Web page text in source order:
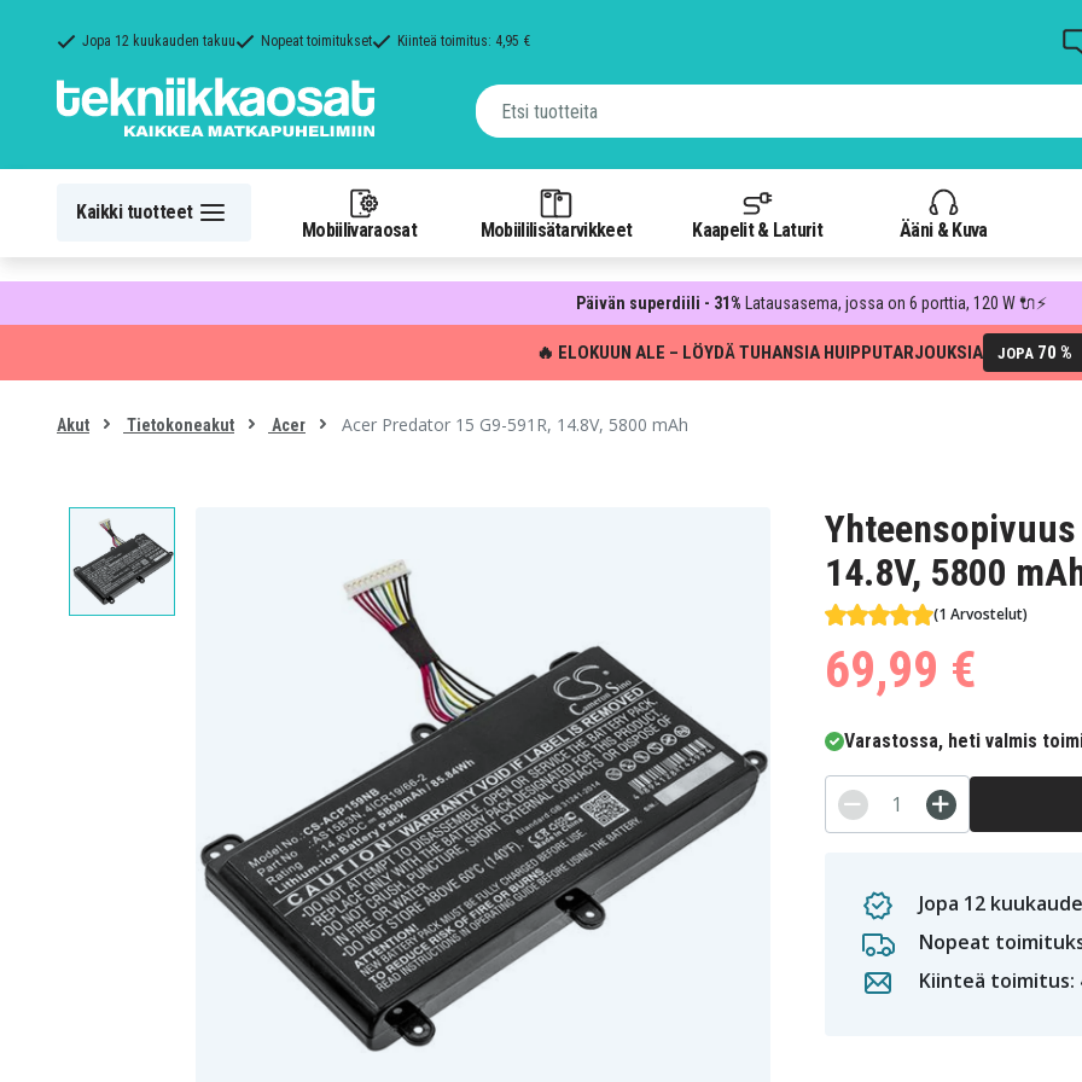
Jopa 12 kuukauden takuu Nopeat toimitukset Kiinteä toimitus: 4,95 €
Kaikki tuotteet
Mobiilivaraosat Mobiililisätarvikkeet Kaapelit & Laturit Ääni & Kuva
Päivän superdiili - 31% Latausasema, jossa on 6 porttia, 120 W 🔌⚡
🔥 ELOKUUN ALE – LÖYDÄ TUHANSIA HUIPPUTARJOUKSIA JOPA 70 %
Akut Tietokoneakut Acer Acer Predator 15 G9-591R, 14.8V, 5800 mAh
14.8V, 5800
(1 Arvostelut)
69,99 €
Varastossa, heti valmis
Jopa 12
Nopeat
Kiinteä toimitus: